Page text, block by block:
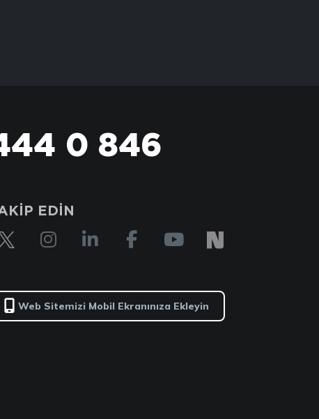
0 846
EDİN
Web Sitemizi Mobil Ekranınıza Ekleyin